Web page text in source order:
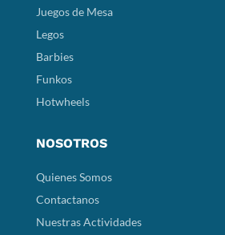
Juegos de Mesa
Legos
Barbies
Funkos
Hotwheels
NOSOTROS
Quienes Somos
Contactanos
Nuestras Actividades